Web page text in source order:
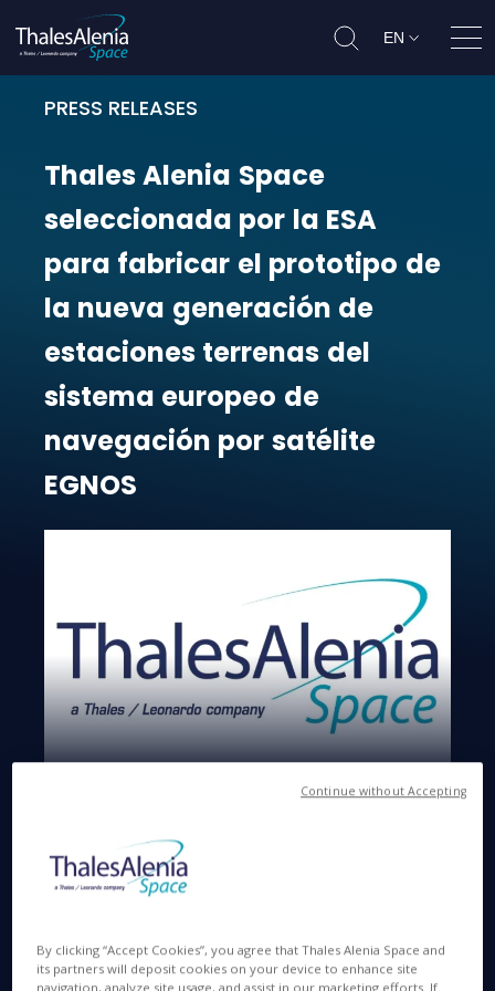
EN
PRESS RELEASES
Thales Alenia Space
ThalesAlenia Space
seleccionada por la ESA
para fabricar el prototipo de
la nueva generación de
estaciones terrenas del
sistema europeo de
navegación por satélite
EGNOS
SEP 27 2021
By clicking “Accept Cookies”, you agree that Thales Alenia Space and
its partners will deposit cookies on your device to enhance site
navigation, analyze site usage, and assist in our marketing efforts. If
Continue without Accepting